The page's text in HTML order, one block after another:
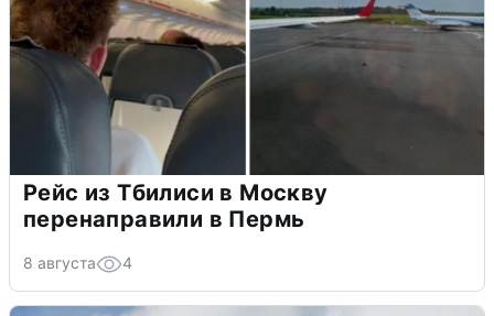
Рейс из Тбилиси в Москву
перенаправили в Пермь
8 августа 4